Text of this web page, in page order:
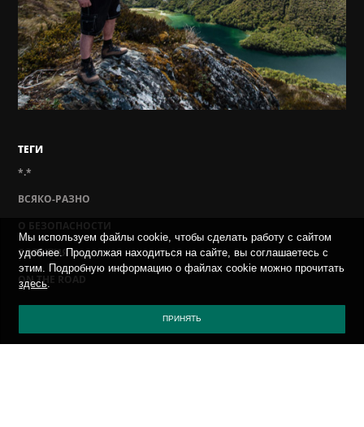
ТЕГИ
*.*
ВСЯКО-РАЗНО
О БЕЗОПАСНОСТИ
СОБЫТИЯ
ON THE ROAD
ПОЛИТИКА КОНФИДЕНЦИАЛЬНОСТИ
Мы используем файлы cookie, чтобы сделать работу с сайтом
удобнее. Продолжая находиться на сайте, вы соглашаетесь с
этим. Подробную информацию о файлах cookie можно прочитать
здесь.
ПРИНЯТЬ